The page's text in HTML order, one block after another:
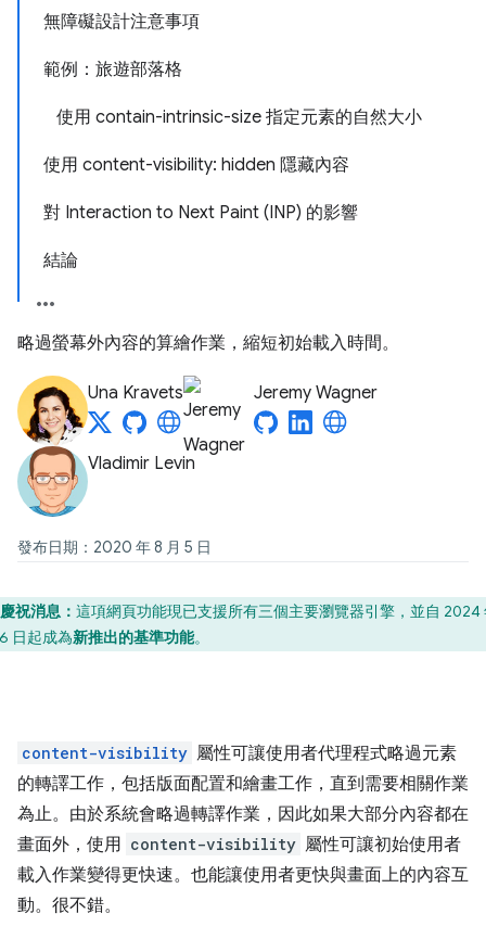
無障礙設計注意事項
範例：旅遊部落格
使用 contain-intrinsic-size 指定元素的自然大小
使用 content-visibility: hidden 隱藏內容
對 Interaction to Next Paint (INP) 的影響
結論
略過螢幕外內容的算繪作業，縮短初始載入時間。
Una Kravets Jeremy Wagner
Vladimir Levin
發布日期：2020 年 8 月 5 日
慶祝消息： 這項網頁功能現已支援所有三個主要瀏覽器引擎，並自 2024
日起成為新推出的基準功能。
content-visibility 屬性可讓使用者代理程式略過元素
的轉譯工作，包括版面配置和繪畫工作，直到需要相關作業
為止。由於系統會略過轉譯作業，因此如果大部分內容都在
畫面外，使用 content-visibility 屬性可讓初始使用者
載入作業變得更快速。也能讓使用者更快與畫面上的內容互
動。很不錯。